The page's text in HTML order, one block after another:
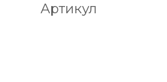
Артикул